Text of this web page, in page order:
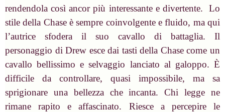
rendendola così ancor più interessante e divertente. Lo
stile della Chase è sempre coinvolgente e fluido, ma qui
l’autrice sfodera il suo cavallo di battaglia. Il
personaggio di Drew esce dai tasti della Chase come un
cavallo bellissimo e selvaggio lanciato al galoppo. È
difficile da controllare, quasi impossibile, ma sa
sprigionare una bellezza che incanta. Chi legge ne
rimane rapito e affascinato. Riesce a percepire le